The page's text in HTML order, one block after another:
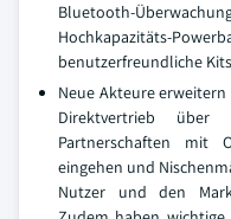
Bluetooth-
Hochkapazitäts-
benutzerfreundliche
Neue Akteure
Direktvertrieb über
Partnerschaften mit
eingehen und
Nutzer und den